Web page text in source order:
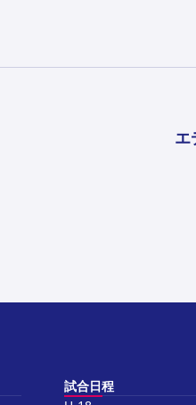
エ
試合日程